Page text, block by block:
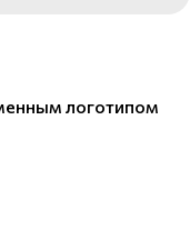
логотипом